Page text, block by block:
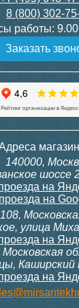
20-
с
20-
000
300,
8 (800) 302-
работы:
Заказать
140000,
шоссе
на
на
улица
на
Московская
Каширский
на